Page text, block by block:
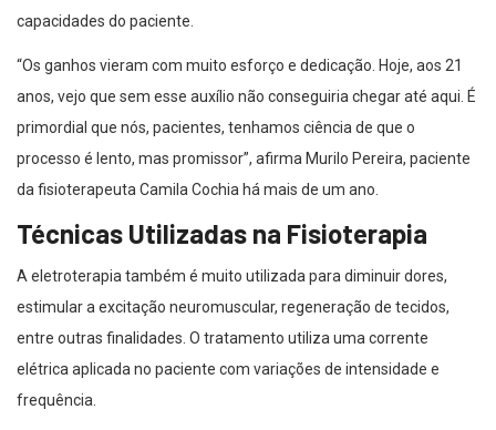
capacidades do paciente.
“Os ganhos vieram com muito esforço e dedicação. Hoje, aos 21
anos, vejo que sem esse auxílio não conseguiria chegar até aqui. É
primordial que nós, pacientes, tenhamos ciência de que o
processo é lento, mas promissor”, afirma Murilo Pereira, paciente
da fisioterapeuta Camila Cochia há mais de um ano.
Técnicas Utilizadas na Fisioterapia
A eletroterapia também é muito utilizada para diminuir dores,
estimular a excitação neuromuscular, regeneração de tecidos,
entre outras finalidades. O tratamento utiliza uma corrente
elétrica aplicada no paciente com variações de intensidade e
frequência.